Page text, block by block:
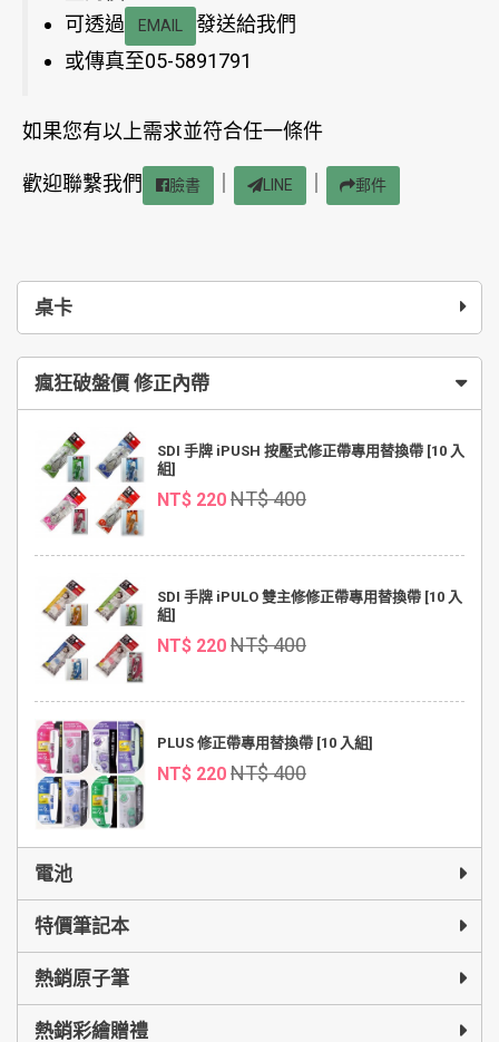
桌卡
瘋狂破盤價 修正內帶
SDI 手牌 iPUSH 按壓式修正帶專用替換帶 [10 入
組]
NT$ 220 NT$ 400
SDI 手牌 iPULO 雙主修修正帶專用替換帶 [10 入
組]
NT$ 220 NT$ 400
PLUS 修正帶專用替換帶 [10 入組]
NT$ 220 NT$ 400
電池
特價筆記本
熱銷原子筆
熱銷彩繪贈禮
可透過
EMAIL
發送給我們
或傳真至05-5891791
如果您有以上需求並符合任一條件
歡迎聯繫我們 臉書 LINE 郵件